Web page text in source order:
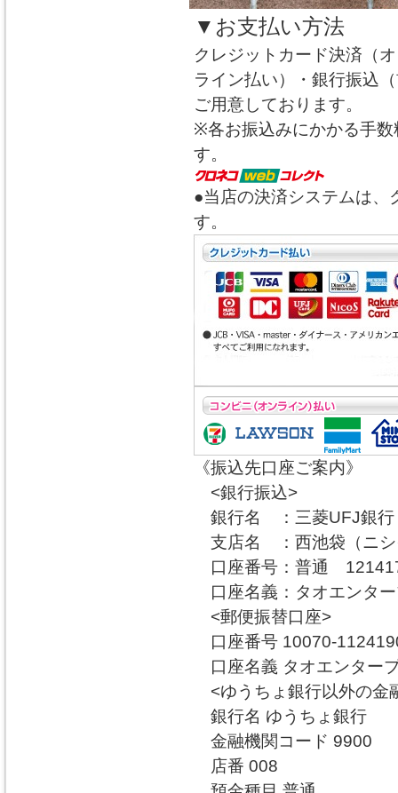
▼お支払い方法
クレジットカード決済（
ライン払い）・銀行振込
ご用意しております。
※各お振込みにかかる手
す。
●当店の決済システムは、
す。
《振込先口座ご案内》
<銀行振込>
銀行名 ：三菱UFJ銀行
支店名 ：西池袋（ニシ
口座番号：普通
口座名義：タオエンタ
<郵便振替口座>
口座番号 10070-
口座名義 タオエンター
<ゆうちょ銀行以外の金
銀行名 ゆうちょ銀行
金融機関コード 9900
店番 008